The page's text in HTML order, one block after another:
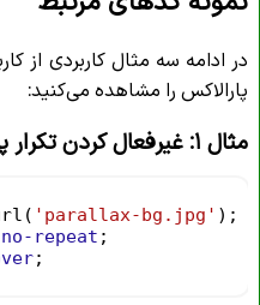
در ادامه سه مثال کاربردی از
پارالاکس را مشاهده می‌کنید:
مثال ۱: غیرفعال کردن تکرار پس‌زمینه
( 'parallax-bg.jpg' );
no-repeat ;
;